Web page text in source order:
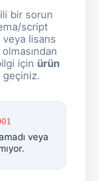
bir sorun
script
veya lisans
için ürün
veya